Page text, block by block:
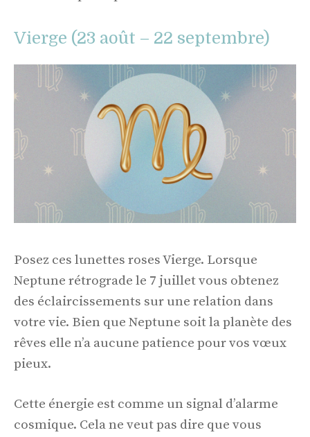
Vierge (23 août – 22 septembre)
Posez ces lunettes roses Vierge. Lorsque
Neptune rétrograde le 7 juillet vous obtenez
des éclaircissements sur une relation dans
votre vie. Bien que Neptune soit la planète des
rêves elle n’a aucune patience pour vos vœux
pieux.
Cette énergie est comme un signal d’alarme
cosmique. Cela ne veut pas dire que vous